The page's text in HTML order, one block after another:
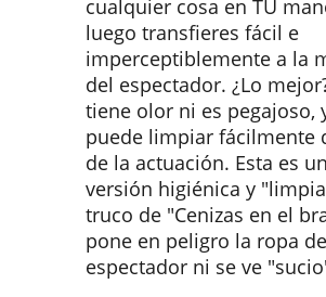
cualquier cosa en TU
luego transfieres fácil e
imperceptiblemente a la
del espectador. ¿Lo
tiene olor ni es pegajoso,
puede limpiar fácilmente
de la actuación. Esta es
versión higiénica y
truco de "Cenizas en el
pone en peligro la ropa
espectador ni se ve